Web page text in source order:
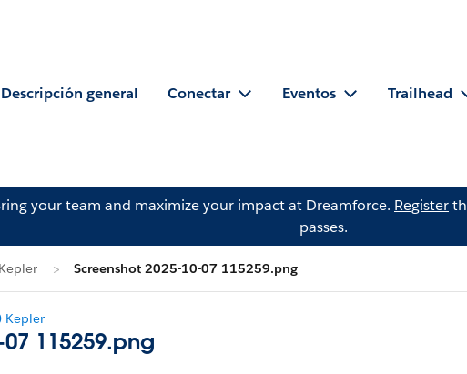
Descripción general Conectar Eventos Trailhead
your team and maximize your impact at Dreamforce. Register
passes.
Screenshot 2025-10-07 115259.png
Kepler
115259.png